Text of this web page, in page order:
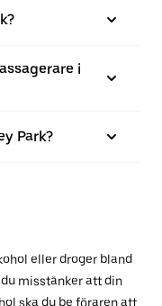
i
Park?
eller droger bland
misstänker att din
ska du be föraren att